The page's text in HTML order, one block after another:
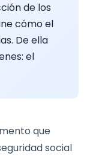
de los
cómo el
De ella
el
que
social